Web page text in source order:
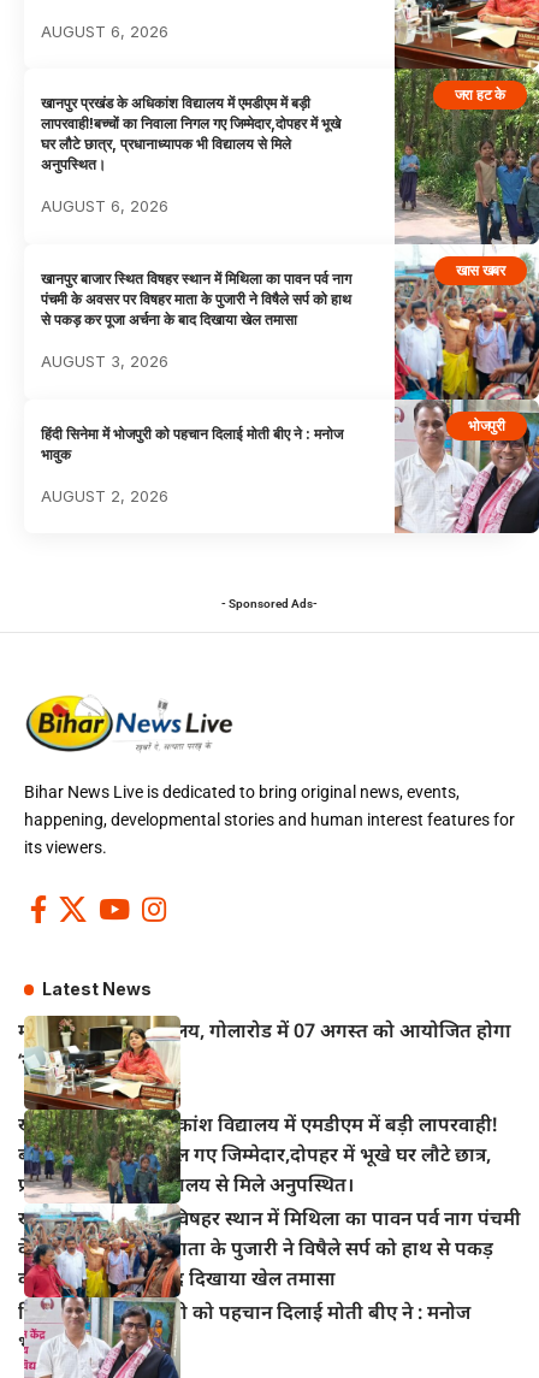
AUGUST 6, 2026
जरा हट के
खानपुर प्रखंड के अधिकांश विद्यालय में एमडीएम में बड़ी
लापरवाही!बच्चों का निवाला निगल गए जिम्मेदार,दोपहर में भूखे
घर लौटे छात्र, प्रधानाध्यापक भी विद्यालय से मिले
अनुपस्थित।
AUGUST 6, 2026
खास खबर
खानपुर बाजार स्थित विषहर स्थान में मिथिला का पावन पर्व नाग
पंचमी के अवसर पर विषहर माता के पुजारी ने विषैले सर्प को हाथ
से पकड़ कर पूजा अर्चना के बाद दिखाया खेल तमासा
AUGUST 3, 2026
भोजपुरी
हिंदी सिनेमा में भोजपुरी को पहचान दिलाई मोती बीए ने : मनोज
भावुक
AUGUST 2, 2026
- Sponsored Ads-
Bihar News Live is dedicated to bring original news, events,
happening, developmental stories and human interest features for
its viewers.
Latest News
महुआ के विद्युत कार्यालय, गोलारोड में 07 अगस्त को आयोजित होगा
‘सोलर मेला–2026’
खानपुर प्रखंड के अधिकांश विद्यालय में एमडीएम में बड़ी लापरवाही!
बच्चों का निवाला निगल गए जिम्मेदार,दोपहर में भूखे घर लौटे छात्र,
प्रधानाध्यापक भी विद्यालय से मिले अनुपस्थित।
खानपुर बाजार स्थित विषहर स्थान में मिथिला का पावन पर्व नाग पंचमी
के अवसर पर विषहर माता के पुजारी ने विषैले सर्प को हाथ से पकड़
कर पूजा अर्चना के बाद दिखाया खेल तमासा
हिंदी सिनेमा में भोजपुरी को पहचान दिलाई मोती बीए ने : मनोज
भावुक